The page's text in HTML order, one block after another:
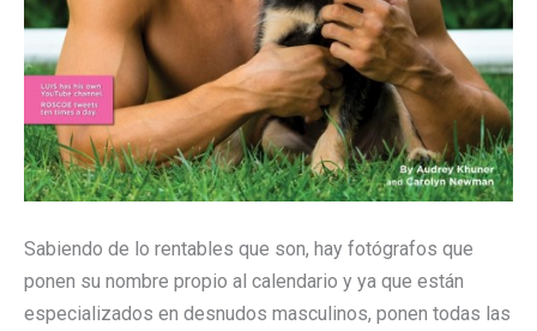
Sabiendo de lo rentables que son, hay fotógrafos que
ponen su nombre propio al calendario y ya que están
especializados en desnudos masculinos, ponen todas las